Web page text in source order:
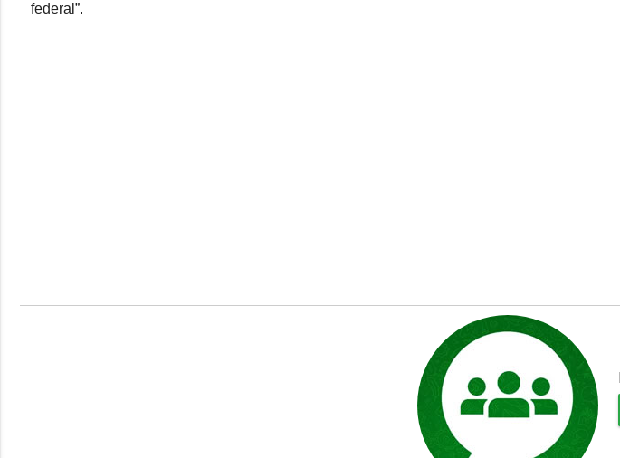
federal”.